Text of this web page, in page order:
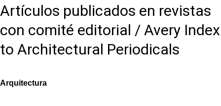
Artículos publicados en revistas
con comité editorial / Avery Index
to Architectural Periodicals
Arquitectura